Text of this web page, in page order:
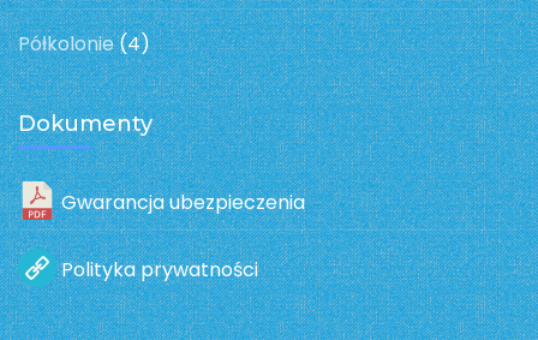
Półkolonie(4)
Dokumenty
Gwarancja ubezpieczenia
Polityka prywatności